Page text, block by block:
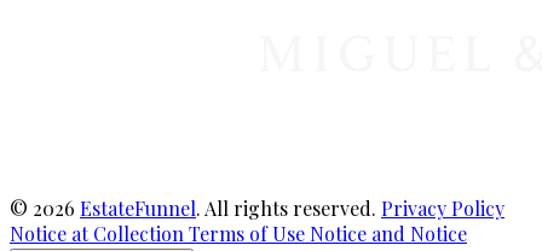
© 2026 EstateFunnel. All rights reserved. Privacy Policy
Notice at Collection Terms of Use Notice and Notice